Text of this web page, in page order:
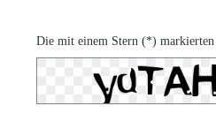
Die mit einem Stern (*)